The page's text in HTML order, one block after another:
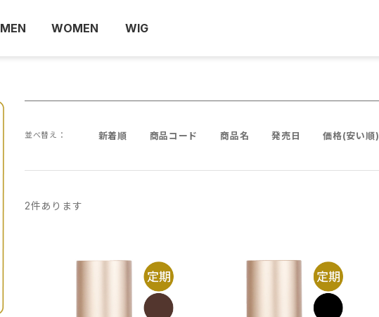
MEN WOMEN WIG
並べ替え： 新着順 商品コード 商品名 発売日 価格(安い順)
2件あります